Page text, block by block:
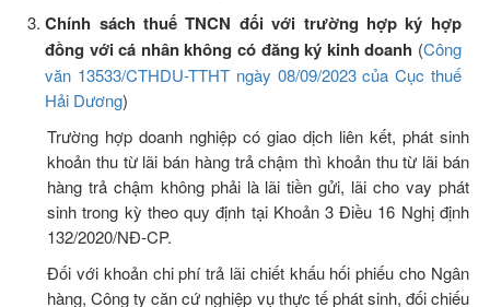
Chính sách thuế TNCN đối với trường hợp ký hợp
đồng với cá nhân không có đăng ký kinh doanh (Công
văn 13533/CTHDU-TTHT ngày 08/09/2023 của Cục thuế
Hải Dương)
Trường hợp doanh nghiệp có giao dịch liên kết, phát sinh
khoản thu từ lãi bán hàng trả chậm thì khoản thu từ lãi bán
hàng trả chậm không phải là lãi tiền gửi, lãi cho vay phát
sinh trong kỳ theo quy định tại Khoản 3 Điều 16 Nghị định
132/2020/NĐ-CP.
Đối với khoản chi phí trả lãi chiết khấu hối phiếu cho Ngân
hàng, Công ty căn cứ nghiệp vụ thực tế phát sinh, đối chiếu